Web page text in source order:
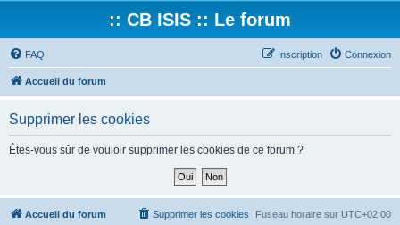
:: CB ISIS :: Le forum
FAQ Connexion
Inscription
Accueil du forum
Supprimer les cookies
Êtes-vous sûr de vouloir supprimer les cookies de ce forum ?
Accueil du forum Fuseau horaire sur UTC+02:00
Supprimer les cookies